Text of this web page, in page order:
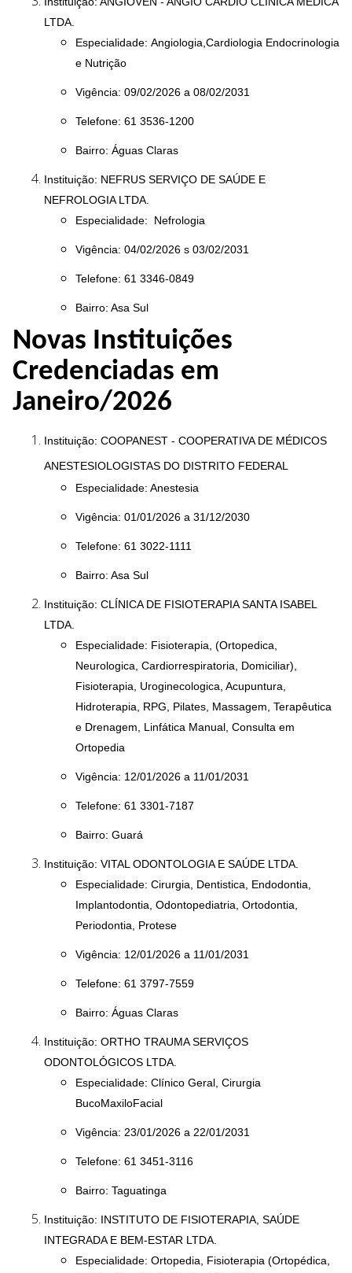
LTDA.
Especialidade: Angiologia,Cardiologia Endocrinologia
e Nutrição
Vigência: 09/02/2026 a 08/02/2031
Telefone: 61 3536-1200
Bairro: Águas Claras
Instituição: NEFRUS SERVIÇO DE SAÚDE E
NEFROLOGIA LTDA.
Especialidade: Nefrologia
Vigência: 04/02/2026 s 03/02/2031
Telefone: 61 3346-0849
Bairro: Asa Sul
Novas Instituições
Credenciadas em
Janeiro/2026
Instituição: COOPANEST - COOPERATIVA DE MÉDICOS
ANESTESIOLOGISTAS DO DISTRITO FEDERAL
Especialidade: Anestesia
Vigência: 01/01/2026 a 31/12/2030
Telefone: 61 3022-1111
Bairro: Asa Sul
Instituição: CLÍNICA DE FISIOTERAPIA SANTA ISABEL
LTDA.
Especialidade: Fisioterapia, (Ortopedica,
Neurologica, Cardiorrespiratoria, Domiciliar),
Fisioterapia, Uroginecologica, Acupuntura,
Hidroterapia, RPG, Pilates, Massagem, Terapêutica
e Drenagem, Linfática Manual, Consulta em
Ortopedia
Vigência: 12/01/2026 a 11/01/2031
Telefone: 61 3301-7187
Bairro: Guará
Instituição: VITAL ODONTOLOGIA E SAÚDE LTDA.
Especialidade: Cirurgia, Dentistica, Endodontia,
Implantodontia, Odontopediatria, Ortodontia,
Periodontia, Protese
Vigência: 12/01/2026 a 11/01/2031
Telefone: 61 3797-7559
Bairro: Águas Claras
Instituição: ORTHO TRAUMA SERVIÇOS
ODONTOLÓGICOS LTDA.
Especialidade: Clínico Geral, Cirurgia
BucoMaxiloFacial
Vigência: 23/01/2026 a 22/01/2031
Telefone: 61 3451-3116
Bairro: Taguatinga
Instituição: INSTITUTO DE FISIOTERAPIA, SAÚDE
INTEGRADA E BEM-ESTAR LTDA.
Especialidade: Ortopedia, Fisioterapia (Ortopédica,